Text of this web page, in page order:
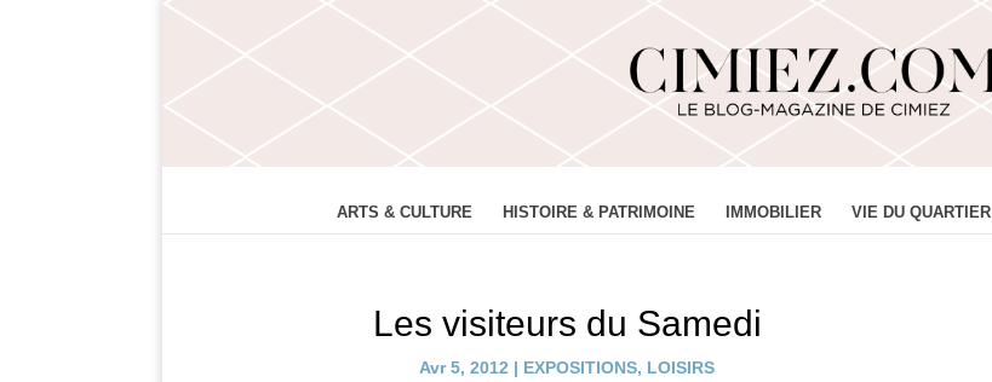
ARTS & CULTURE HISTOIRE & PATRIMOINE IMMOBILIER VIE DU QUARTIER
Les visiteurs du Samedi
Avr 5, 2012 | EXPOSITIONS, LOISIRS